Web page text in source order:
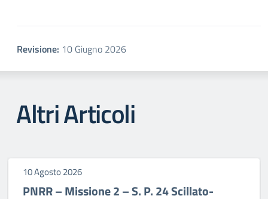
Revisione: 10 Giugno 2026
Altri Articoli
10 Agosto 2026
PNRR – Missione 2 – S. P. 24 Scillato-